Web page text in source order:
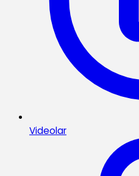
Videolar